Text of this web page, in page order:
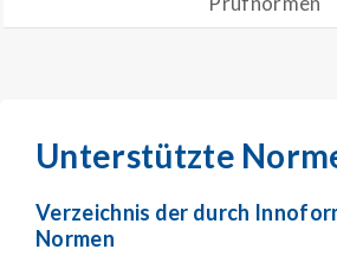
Unterstützte
Verzeichnis der durch
Normen